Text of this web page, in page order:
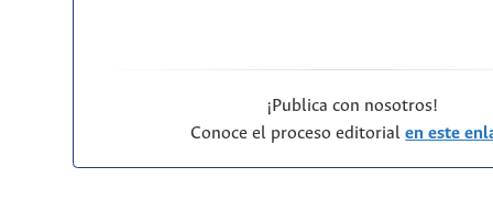
¡Publica con nosotros!
Conoce el proceso editorialen este